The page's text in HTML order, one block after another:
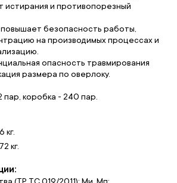
истирания и противопорезный
безопасность работы,
на производимых процессах и
опасность травмирования
размера по оверлоку.
пар, коробка - 240 пар.
кг.
кг.